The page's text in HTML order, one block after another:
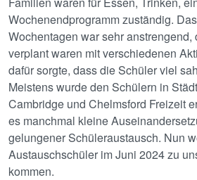
Wochenendprogramm zuständig.
Wochentagen war sehr anstrengend,
verplant waren mit verschiedenen
dafür sorgte, dass die Schüler viel
Meistens wurde den Schülern in
Cambridge und Chelmsford Freizeit
es manchmal kleine
gelungener Schüleraustausch. Nun
Austauschschüler im Juni 2024 zu
kommen.